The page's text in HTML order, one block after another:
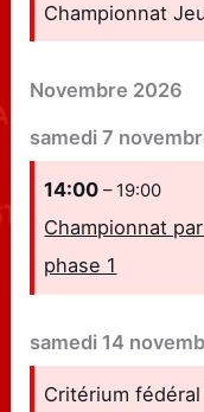
Championnat
Novembre 2026
samedi 7
14:00– 19:00
Championnat
phase 1
samedi 14
Critérium